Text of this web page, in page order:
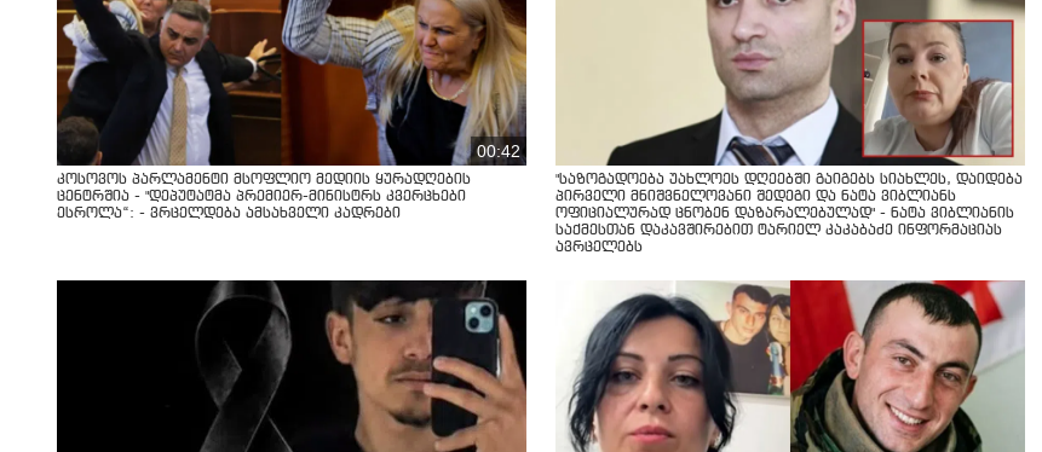
00:42
კოსოვოს პარლამენტი მსოფლიო მედიის ყურადღების
ცენტრშია - "დეპუტატმა პრემიერ-მინისტრს კვერცხები
ესროლა“: - ვრცელდება ამსახველი კადრები
"საზოგადოება უახლოეს დღეებში გაიგებს სიახლეს, დაიდება
პირველი მნიშვნელოვანი შედეგი და ნატა ვიბლიანს
ოფიციალურად ცნობენ დაზარალებულად" - ნატა ვიბლიანის
საქმესთან დაკავშირებით ტარიელ კაკაბაძე ინფორმაციას
ავრცელებს